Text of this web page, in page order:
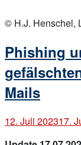
post
© H.J. Henschel,
Phishing
Mails
12. Juli 202317.